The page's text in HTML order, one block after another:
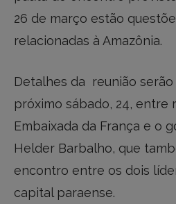
26 de março estão
relacionadas à Amazônia.
Detalhes da reunião
próximo sábado, 24, entre
Embaixada da França e o
Helder Barbalho, que
encontro entre os dois
capital paraense.